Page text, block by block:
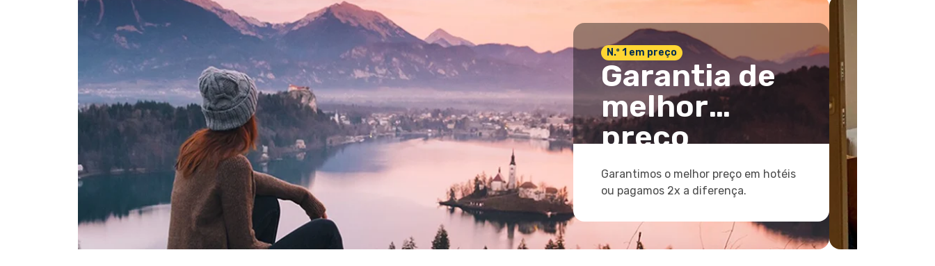
N.º 1 em preço
Garantia de
melhor
preço
Garantimos o melhor preço em hotéis
ou pagamos 2x a diferença.